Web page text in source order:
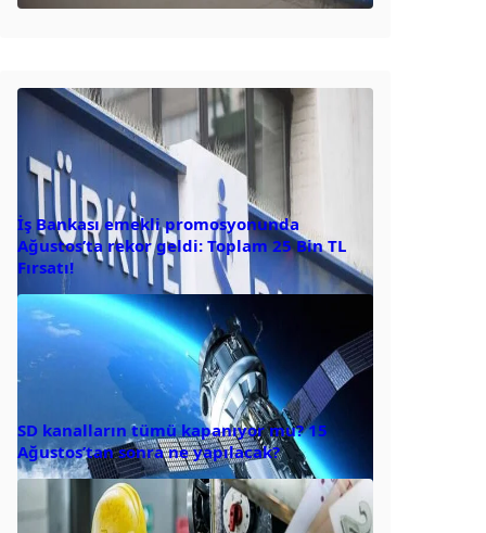
İş Bankası emekli promosyonunda
Ağustos’ta rekor geldi: Toplam 25 Bin TL
Fırsatı!
SD kanalların tümü kapanıyor mu? 15
Ağustos’tan sonra ne yapılacak?